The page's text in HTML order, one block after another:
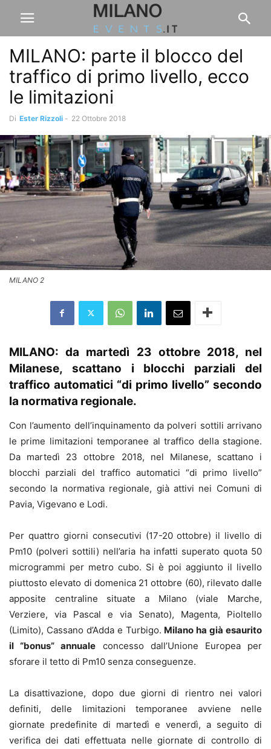
MILANO: parte il blocco del
traffico di primo livello, ecco
le limitazioni
Di Ester Rizzoli - 22 Ottobre 2018
MILANO 2
MILANO: da martedì 23 ottobre 2018, nel
Milanese, scattano i blocchi parziali del
traffico automatici “di primo livello” secondo
la normativa regionale.
Con l’aumento dell’inquinamento da polveri sottili arrivano
le prime limitazioni temporanee al traffico della stagione.
Da martedì 23 ottobre 2018, nel Milanese, scattano i
blocchi parziali del traffico automatici “di primo livello”
secondo la normativa regionale, già attivi nei Comuni di
Pavia, Vigevano e Lodi.
Per quattro giorni consecutivi (17-20 ottobre) il livello di
Pm10 (polveri sottili) nell’aria ha infatti superato quota 50
microgrammi per metro cubo. Si è poi aggiunto il livello
piuttosto elevato di domenica 21 ottobre (60), rilevato dalle
apposite centraline situate a Milano (viale Marche,
Verziere, via Pascal e via Senato), Magenta, Pioltello
(Limito), Cassano d’Adda e Turbigo. Milano ha già esaurito
il “bonus” annuale concesso dall’Unione Europea per
sforare il tetto di Pm10 senza conseguenze.
La disattivazione, dopo due giorni di rientro nei valori
definiti, delle limitazioni temporanee avviene nelle
giornate predefinite di martedì e venerdì, a seguito di
verifica dei dati effettuata nelle giornate di controllo di